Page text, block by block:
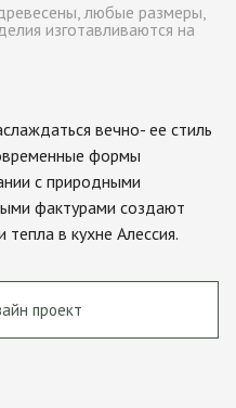
любые размеры,
изготавливаются на
вечно- ее стиль
формы
с природными
фактурами создают
в кухне Алессия.
проект